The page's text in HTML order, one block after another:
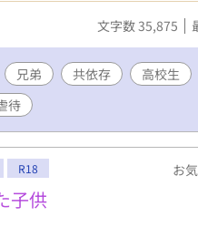
文字数 35,875
兄弟 共依存 高校生
待
R18 お
子供